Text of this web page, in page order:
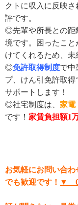
クトに収入に反映
評です。
◎先輩や所長との距
境です。困ったこ
けてくれるため、未
◎免許取得制度で中
プ、けん引免許取
サポートします！
◎社宅制度は、 家電
です！ 家賃負担額1
お気軽にお問い合
でも歓迎です！ ▼